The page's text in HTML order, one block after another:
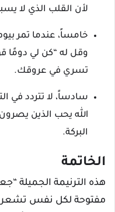
لأن القلب الذي لا
خامساً، عندما تمر
وقل له “كن لي دومًا
تسري في عروقك.
سادساً، لا تتردد في
الله يحب الذين يصرون
البركة.
الخاتمة
هذه الترنيمة الجميلة
مفتوحة لكل نفس تشعر